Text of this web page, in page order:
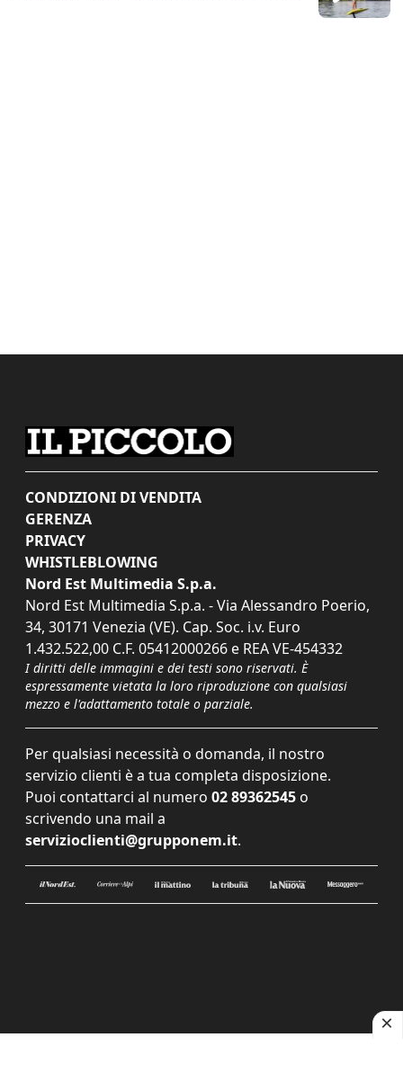
CONDIZIONI DI VENDITA
GERENZA
PRIVACY
WHISTLEBLOWING
Nord Est Multimedia S.p.a.
Nord Est Multimedia S.p.a. - Via Alessandro Poerio,
34, 30171 Venezia (VE). Cap. Soc. i.v. Euro
1.432.522,00 C.F. 05412000266 e REA VE-454332
I diritti delle immagini e dei testi sono riservati. È
espressamente vietata la loro riproduzione con qualsiasi
mezzo e l'adattamento totale o parziale.
Per qualsiasi necessità o domanda, il nostro
servizio clienti è a tua completa disposizione.
Puoi contattarci al numero 02 89362545 o
scrivendo una mail a
servizioclienti@grupponem.it.